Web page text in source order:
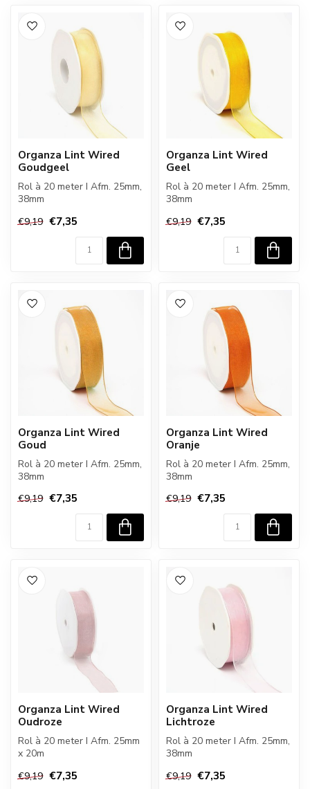
Organza Lint Wired
Goudgeel
Rol à 20 meter I Afm. 25mm,
38mm
€9,19 €7,35
Organza Lint Wired
Geel
Rol à 20 meter I Afm. 25mm,
38mm
€9,19 €7,35
Organza Lint Wired
Goud
Rol à 20 meter I Afm. 25mm,
38mm
€9,19 €7,35
Organza Lint Wired
Oranje
Rol à 20 meter I Afm. 25mm,
38mm
€9,19 €7,35
Organza Lint Wired
Oudroze
Rol à 20 meter I Afm. 25mm
x 20m
€9,19 €7,35
Organza Lint Wired
Lichtroze
Rol à 20 meter I Afm. 25mm,
38mm
€9,19 €7,35